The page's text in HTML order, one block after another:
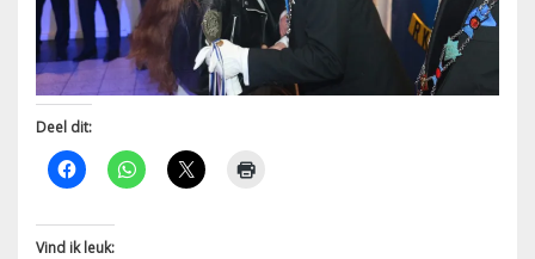
Deel dit:
Vind ik leuk: